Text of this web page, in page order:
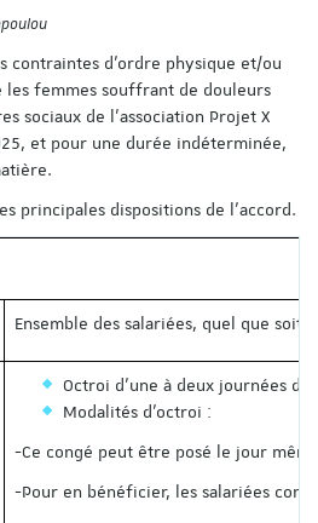
contraintes d'ordre physique et/ou
femmes souffrant de douleurs
sociaux de l’association Projet X
et pour une durée indéterminée,
principales dispositions de l’accord.
Ensemble des salariées, quel que
Octroi d'une à deux journées
Modalités d’octroi :
-Ce congé peut être posé le jour
-Pour en bénéficier, les salariées